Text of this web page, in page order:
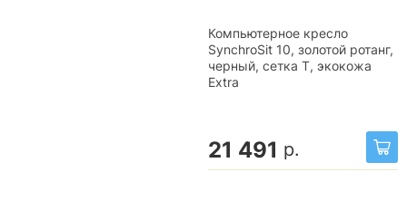
Компьютерное кресло
SynchroSit 10, золотой ротанг,
черный, сетка T, экокожа
Extra
21 491 р.